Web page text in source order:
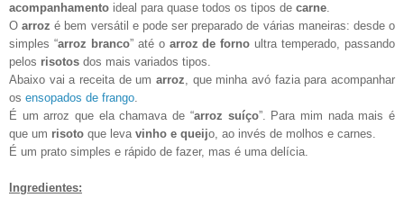
acompanhamento ideal para quase todos os tipos de carne.
Oarroz é bem versátil e pode ser preparado de várias maneiras: desde o
simples “arroz branco” até o arroz de forno ultra temperado, passando
pelos risotos dos mais variados tipos.
Abaixo vai a receita de um arroz, que minha avó fazia para acompanhar
os ensopados de frango.
É um arroz que ela chamava de “arroz suíço”. Para mim nada mais é
que um risoto que leva vinho e queijo, ao invés de molhos e carnes.
É um prato simples e rápido de fazer, mas é uma delícia.
Ingredientes: